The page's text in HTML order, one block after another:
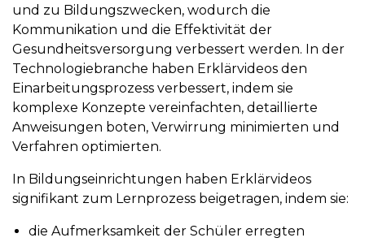
und zu Bildungszwecken, wodurch die
Kommunikation und die Effektivität der
Gesundheitsversorgung verbessert werden. In der
Technologiebranche haben Erklärvideos den
Einarbeitungsprozess verbessert, indem sie
komplexe Konzepte vereinfachten, detaillierte
Anweisungen boten, Verwirrung minimierten und
Verfahren optimierten.
In Bildungseinrichtungen haben Erklärvideos
signifikant zum Lernprozess beigetragen, indem sie:
die Aufmerksamkeit der Schüler erregten